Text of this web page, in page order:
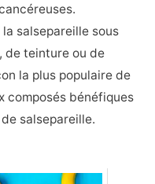
salsepareille sous
de teinture ou de
la plus populaire de
composés bénéfiques
salsepareille.